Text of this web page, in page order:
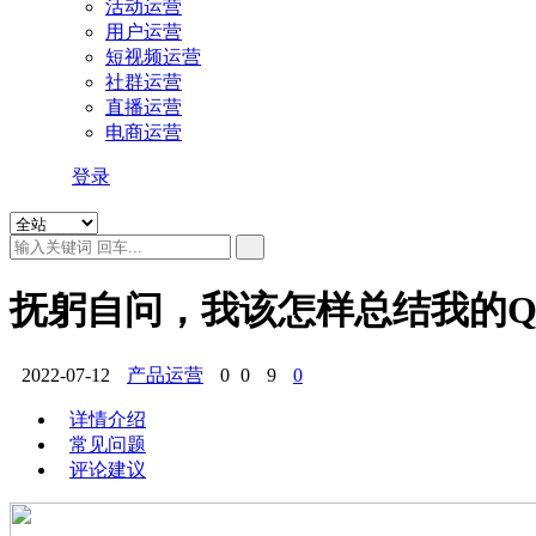
活动运营
用户运营
短视频运营
社群运营
直播运营
电商运营
登录
抚躬自问，我该怎样总结我的
2022-07-12 产品运营 0 0 9 0
详情介绍
常见问题
评论建议